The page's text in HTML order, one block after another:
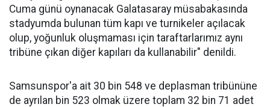
Cuma günü oynanacak Galatasaray müsabakasında
stadyumda bulunan tüm kapı ve turnikeler açılacak
olup, yoğunluk oluşmaması için taraftarlarımız aynı
tribüne çıkan diğer kapıları da kullanabilir" denildi.
Samsunspor'a ait 30 bin 548 ve deplasman tribününe
de ayrılan bin 523 olmak üzere toplam 32 bin 71 adet